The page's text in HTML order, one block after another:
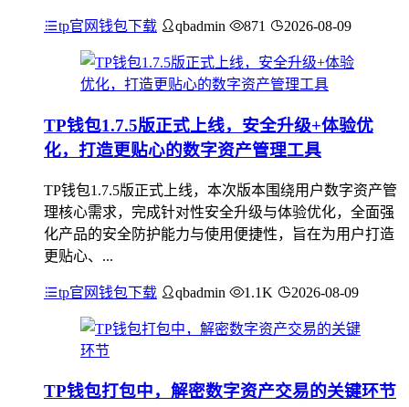
tp官网钱包下载 qbadmin 871 2026-08-09
TP钱包1.7.5版正式上线，安全升级+体验优
化，打造更贴心的数字资产管理工具
TP钱包1.7.5版正式上线，本次版本围绕用户数字资产管
理核心需求，完成针对性安全升级与体验优化，全面强
化产品的安全防护能力与使用便捷性，旨在为用户打造
更贴心、...
tp官网钱包下载 qbadmin 1.1K 2026-08-09
TP钱包打包中，解密数字资产交易的关键环节